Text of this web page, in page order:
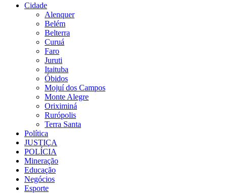
Cidade
Alenquer
Belém
Belterra
Curuá
Faro
Juruti
Itaituba
Óbidos
Mojuí dos Campos
Monte Alegre
Oriximiná
Rurópolis
Terra Santa
Política
JUSTIÇA
POLÍCIA
Mineração
Educação
Negócios
Esporte